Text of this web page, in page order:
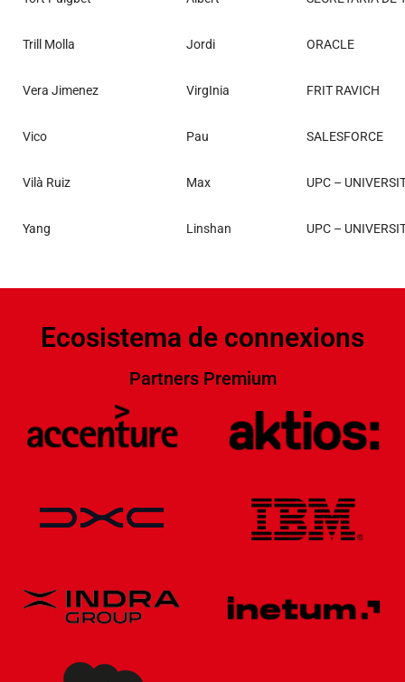
Trill Molla Jordi ORACLE
Vera Jimenez VirgInia FRIT RAVICH
Vico Pau SALESFORCE
Vilà Ruiz Max UPC –
Yang Linshan UPC –
Ecosistema de connexions
Partners Premium